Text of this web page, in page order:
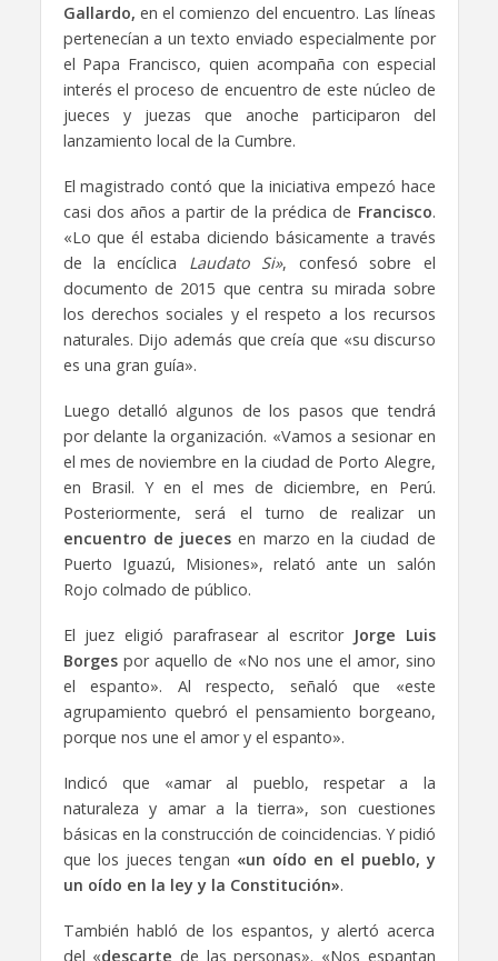
Gallardo, en el comienzo del encuentro. Las líneas
pertenecían a un texto enviado especialmente por
el Papa Francisco, quien acompaña con especial
interés el proceso de encuentro de este núcleo de
jueces y juezas que anoche participaron del
lanzamiento local de la Cumbre.
El magistrado contó que la iniciativa empezó hace
casi dos años a partir de la prédica de Francisco.
«Lo que él estaba diciendo básicamente a través
de la encíclica Laudato Si», confesó sobre el
documento de 2015 que centra su mirada sobre
los derechos sociales y el respeto a los recursos
naturales. Dijo además que creía que «su discurso
es una gran guía».
Luego detalló algunos de los pasos que tendrá
por delante la organización. «Vamos a sesionar en
el mes de noviembre en la ciudad de Porto Alegre,
en Brasil. Y en el mes de diciembre, en Perú.
Posteriormente, será el turno de realizar un
encuentro de jueces en marzo en la ciudad de
Puerto Iguazú, Misiones», relató ante un salón
Rojo colmado de público.
El juez eligió parafrasear al escritor Jorge Luis
Borgespor aquello de «No nos une el amor, sino
el espanto». Al respecto, señaló que «este
agrupamiento quebró el pensamiento borgeano,
porque nos une el amor y el espanto».
Indicó que «amar al pueblo, respetar a la
naturaleza y amar a la tierra», son cuestiones
básicas en la construcción de coincidencias. Y pidió
que los jueces tengan «un oído en el pueblo, y
un oído en la ley y la Constitución».
También habló de los espantos, y alertó acerca
del «descarte de las personas». «Nos espantan